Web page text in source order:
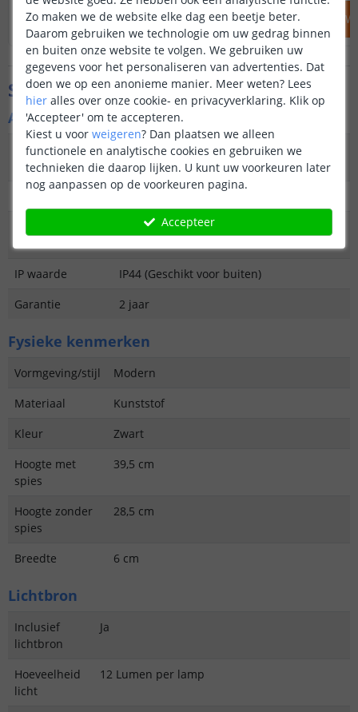
IN WINKELWAGEN IN
Specificaties
Algemene kenmerken
Type
buitenverlichting
Priklamp
Functie
IP waarde
IP44 (Geschikt voor buiten)
Garantie
2 jaar
Fysieke kenmerken
Vormgeving/stijl
Modern
Materiaal
Kunststof
Kleur
Zwart
Hoogte met
spies
39,5 cm
Hoogte zonder
spies
28,5 cm
Breedte 6 cm
Lichtbron
Inclusief
lichtbron
Ja
Hoeveelheid
licht
12 Lumen per lamp
Zo maken we de website elke dag een beetje beter.
Daarom gebruiken we technologie om uw gedrag binnen
en buiten onze website te volgen. We gebruiken uw
gegevens voor het personaliseren van advertenties. Dat
doen we op een anonieme manier. Meer weten? Lees
hier alles over onze cookie- en privacyverklaring. Klik op
'Accepteer' om te accepteren.
Kiest u voor weigeren? Dan plaatsen we alleen
functionele en analytische cookies en gebruiken we
technieken die daarop lijken. U kunt uw voorkeuren later
nog aanpassen op de voorkeuren pagina.
Accepteer